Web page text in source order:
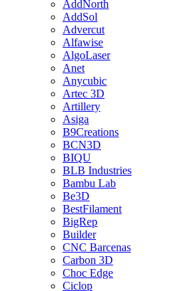
AddNorth
AddSol
Advercut
Alfawise
AlgoLaser
Anet
Anycubic
Artec 3D
Artillery
Asiga
B9Creations
BCN3D
BIQU
BLB Industries
Bambu Lab
Be3D
BestFilament
BigRep
Builder
CNC Barcenas
Carbon 3D
Choc Edge
Ciclop